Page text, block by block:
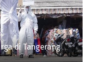
di Tangerang